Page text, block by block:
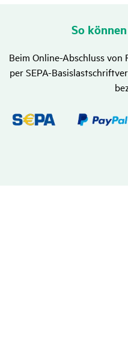
So
Beim Online-Abschluss von
per SEPA-